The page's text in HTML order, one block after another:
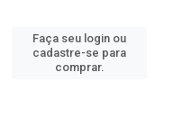
Faça seu login ou
cadastre-se para
comprar.